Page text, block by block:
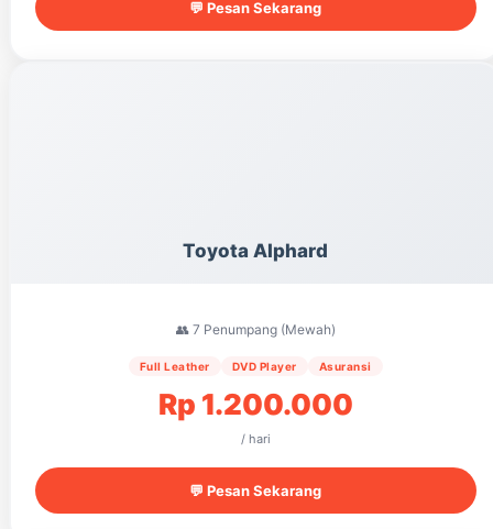
💬 Pesan Sekarang
Toyota Alphard
👥 7 Penumpang (Mewah)
Full Leather DVD Player Asuransi
Rp 1.200.000
/ hari
💬 Pesan Sekarang